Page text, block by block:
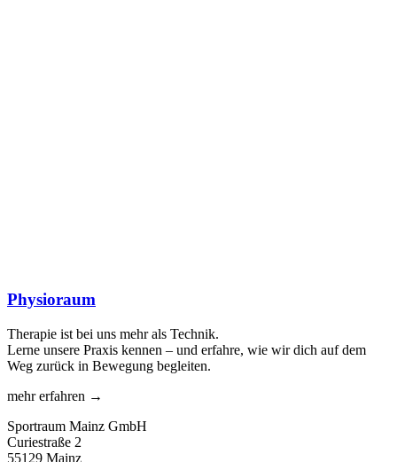
Physioraum
Therapie ist bei uns mehr als Technik.
Lerne unsere Praxis kennen – und erfahre, wie wir dich auf dem
Weg zurück in Bewegung begleiten.
mehr erfahren →
Sportraum Mainz GmbH
Curiestraße 2
55129 Mainz